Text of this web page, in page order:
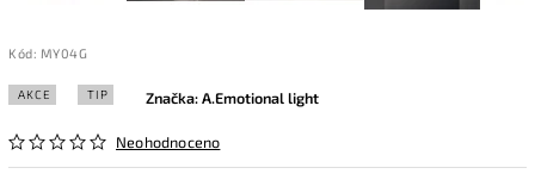
Kód: MY04G
AKCE TIP
Neohodnoceno
Značka:A.Emotional light